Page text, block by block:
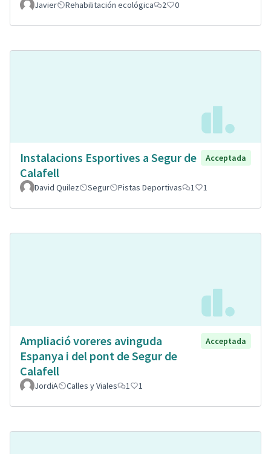
Javier Rehabilitación ecológica 2 0
Instalacions Esportives a Segur de
Calafell
Acceptada
David Quilez Segur Pistas Deportivas 1 1
Ampliació voreres avinguda
Espanya i del pont de Segur de
Calafell
Acceptada
JordiA Calles y Viales 1 1